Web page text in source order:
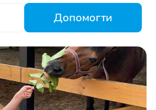
тривалого лікування,
і місяців у лікарні Дмитро
до одужання ще
він не зможе повернутися
Простими словами -
Допомогти